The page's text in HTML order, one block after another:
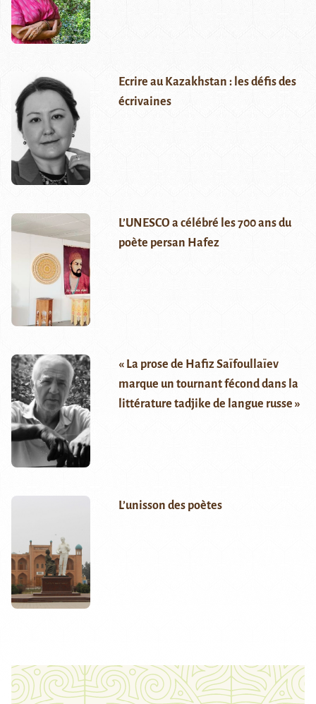
Ecrire au Kazakhstan : les défis des
écrivaines
L’UNESCO a célébré les 700 ans du
poète persan Hafez
« La prose de Hafiz Saïfoullaïev
marque un tournant fécond dans la
littérature tadjike de langue russe »
L’unisson des poètes